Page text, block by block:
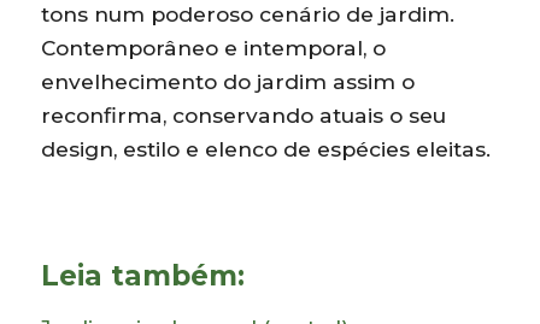
tons num poderoso cenário de jardim.
Contemporâneo e intemporal, o
envelhecimento do jardim assim o
reconfirma, conservando atuais o seu
design, estilo e elenco de espécies eleitas.
Leia também: